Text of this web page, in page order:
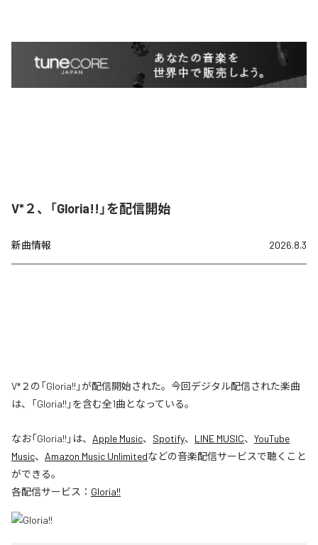
V*２、「Gloria!!」を配信開始
新曲情報 2026.8.3
V*２の「Gloria!!」が配信開始された。今回デジタル配信された楽曲
は、「Gloria!!」を含む全1曲となっている。
なお「Gloria!! 」は、 Apple Music、 Spotify、 LINE MUSIC、 YouTube
Music、 Amazon Music Unlimitedなどの音楽配信サービスで聴くこと
ができる。
各配信サービス： Gloria!!